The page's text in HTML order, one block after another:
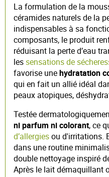
La formulation de la
céramides naturels de la
indispensables à sa
composants, le produit
réduisant la perte d’eau
lessensations de
favorise unehydratation
qui en fait un allié idéal
peaux atopiques,
Testée
ni parfum ni colorant, ce
d’allergiesou d'irritations.
dans une routine
double nettoyage inspiré
Après le lait démaquillant